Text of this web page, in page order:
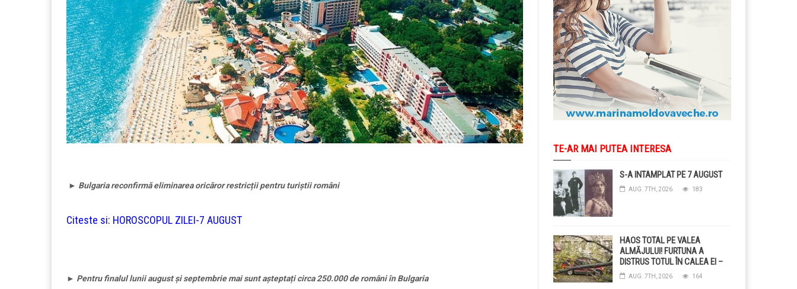
► Bulgaria reconfirmă eliminarea oricăror restricții pentru turiștii români
Citeste si: HOROSCOPUL ZILEI-7 AUGUST
► Pentru finalul lunii august și septembrie mai sunt așteptați circa 250.000 de români în Bulgaria
TE-AR MAI PUTEA INTERESA
S-A INTAMPLAT PE 7 AUGUST
AUG. 7TH, 2026 183
HAOS TOTAL PE VALEA
ALMĂJULUI! FURTUNA A
DISTRUS TOTUL ÎN CALEA EI –
COPACI CĂZUȚI, DRUMURI
BLOCAȚE, CURENT TĂIAT ȘI
AUG. 7TH, 2026 164